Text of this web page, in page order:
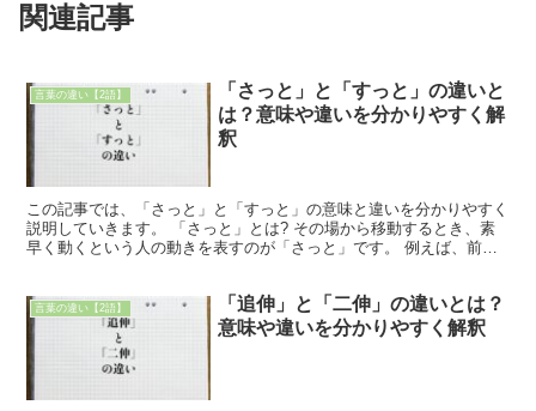
関連記事
言葉の違い【2語】
「さっと」と「すっと」の違いと
は？意味や違いを分かりやすく解
釈
この記事では、「さっと」と「すっと」の意味と違いを分かりやすく
説明していきます。 「さっと」とは? その場から移動するとき、素
早く動くという人の動きを表すのが「さっと」です。 例えば、前か
言葉の違い【2語】
「追伸」と「二伸」の違いとは？
意味や違いを分かりやすく解釈